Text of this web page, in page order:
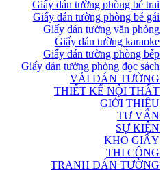
Giấy dán tường phòng bé trai
Giấy dán tường phòng bé gái
Giấy dán tường văn phòng
Giấy dán tường karaoke
Giấy dán tường phòng bếp
Giấy dán tường phòng đọc sách
VẢI DÁN TƯỜNG
THIẾT KẾ NỘI THẤT
GIỚI THIỆU
TƯ VẤN
SỰ KIỆN
KHO GIẤY
THI CÔNG
TRANH DÁN TƯỜNG